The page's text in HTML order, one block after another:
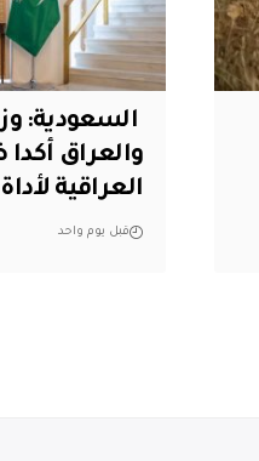
السعودية:
والعراق
العراقية
قبل يوم واحد